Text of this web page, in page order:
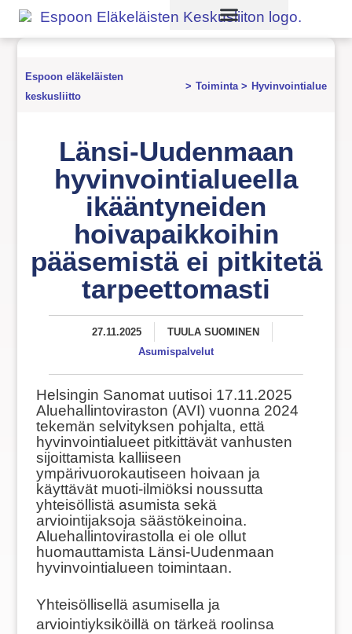
Espoon eläkeläisten
keskusliitto
> Toiminta > Hyvinvointialue
Länsi-Uudenmaan
hyvinvointialueella
ikääntyneiden
hoivapaikkoihin
pääsemistä ei pitkitetä
tarpeettomasti
27.11.2025
TUULA SUOMINEN
Asumispalvelut
Helsingin Sanomat uutisoi 17.11.2025
Aluehallintoviraston (AVI) vuonna 2024
tekemän selvityksen pohjalta, että
hyvinvointialueet pitkittävät vanhusten
sijoittamista kalliiseen
ympärivuorokautiseen hoivaan ja
käyttävät muoti-ilmiöksi noussutta
yhteisöllistä asumista sekä
arviointijaksoja säästökeinoina.
Aluehallintovirastolla ei ole ollut
huomauttamista Länsi-Uudenmaan
hyvinvointialueen toimintaan.
Yhteisöllisellä asumisella ja
arviointiyksiköillä on tärkeä roolinsa